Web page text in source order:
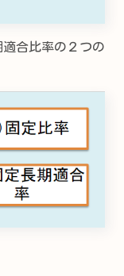
合比率の２つの